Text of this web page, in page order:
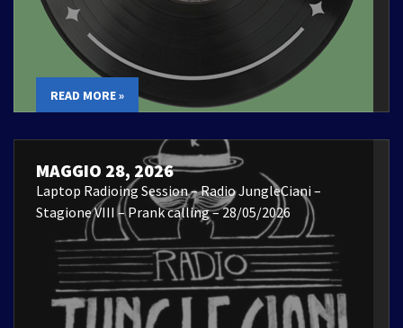
READ MORE »
MAGGIO 28, 2026
Laptop Radioing Session – Radio JungleCiani –
Stagione VIII – Prank calling – 28/05/2026